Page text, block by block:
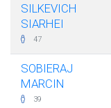
SILKEVICH
SIARHEI
47
SOBIERAJ
MARCIN
39